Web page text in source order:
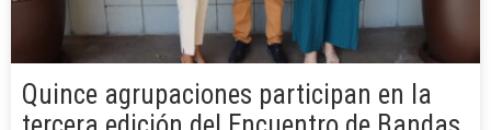
Quince agrupaciones participan en la